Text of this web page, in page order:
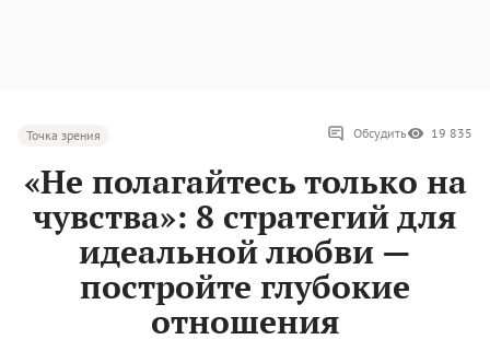
Точка зрения Обсудить 19 835
«Не полагайтесь только на
чувства»: 8 стратегий для
идеальной любви —
постройте глубокие
отношения